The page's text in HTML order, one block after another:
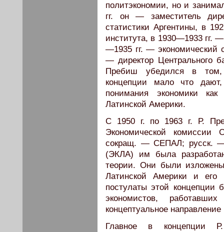
политэкономии, но и
гг. он — заместитель
статистики Аргентины, в
института, в 1930—1933 гг.
—1935 гг. — экономический
— директор Центрального
Пребиш убедился в том,
концепции мало что
понимания экономики
Латинской Америки.
С 1950 г. по 1963 г. Р.
Экономической
сокращ. — СЕПАЛ; русск.
(ЭКЛА) им была
теории. Они были изложены
Латинской Америки и его
постулаты этой концепции
экономистов,
концептуальное
Главное в концепции